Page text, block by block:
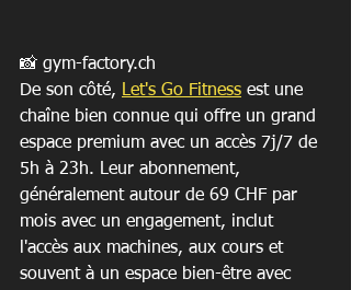
📸 gym-factory.ch
De son côté, Let's Go Fitness est une
chaîne bien connue qui offre un grand
espace premium avec un accès 7j/7 de
5h à 23h. Leur abonnement,
généralement autour de 69 CHF par
mois avec un engagement, inclut
l'accès aux machines, aux cours et
souvent à un espace bien-être avec